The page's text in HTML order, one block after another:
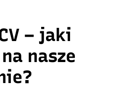
– jaki
nasze